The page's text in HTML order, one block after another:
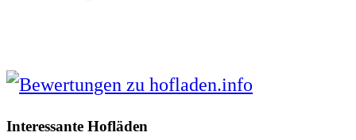
Interessante Hofläden